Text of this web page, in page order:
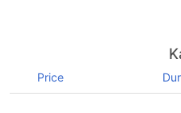
Price